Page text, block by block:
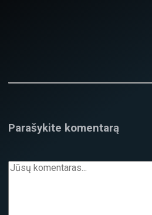
Parašykite komentarą